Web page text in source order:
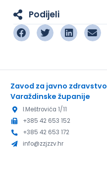
Podijeli
Zavod za javno zdravstvo
Varaždinske županije
I.Meštrovića 1/11
+385 42 653 152
+385 42 653 172
info@zzjzzv.hr